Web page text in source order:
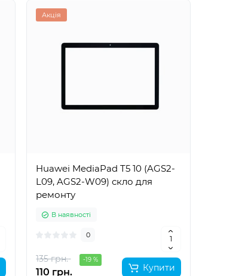
Акція
Huawei MediaPad T5 10 (AGS2-
L09, AGS2-W09) скло для
ремонту
В наявності
0
135 грн. -19 %
110 грн. Купити